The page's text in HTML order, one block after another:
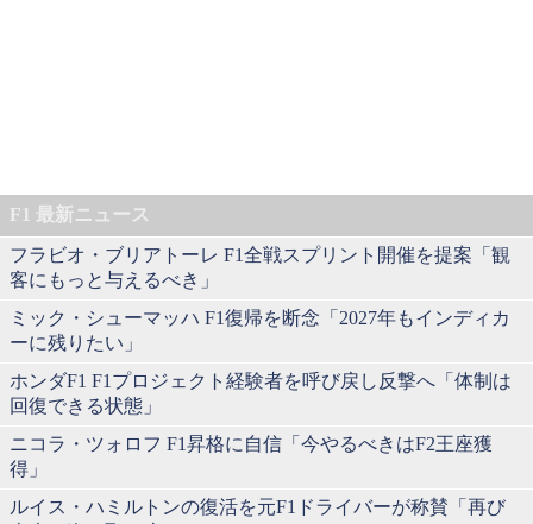
F1 最新ニュース
フラビオ・ブリアトーレ F1全戦スプリント開催を提案「観
客にもっと与えるべき」
ミック・シューマッハ F1復帰を断念「2027年もインディカ
ーに残りたい」
ホンダF1 F1プロジェクト経験者を呼び戻し反撃へ「体制は
回復できる状態」
ニコラ・ツォロフ F1昇格に自信「今やるべきはF2王座獲
得」
ルイス・ハミルトンの復活を元F1ドライバーが称賛「再び